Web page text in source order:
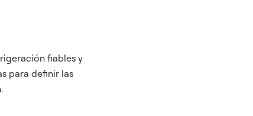
fiables y
para definir las